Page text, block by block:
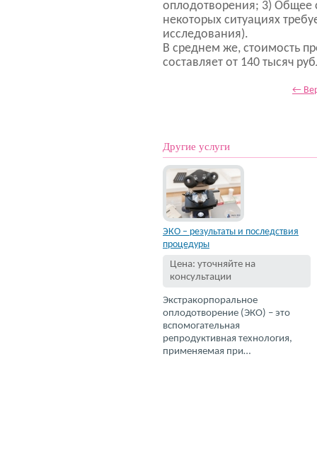
оплодотворения; 3) Общее
некоторых ситуациях
исследования).
В среднем же, стоимость
составляет от 140 тысяч
←
Другие услуги
ЭКО – результаты и последствия
процедуры
Цена: уточняйте на
консультации
Экстракорпоральное
оплодотворение (ЭКО) – это
вспомогательная
репродуктивная технология,
применяемая при…